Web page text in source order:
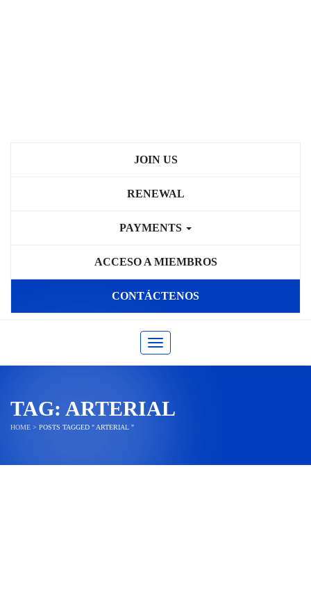
JOIN US
RENEWAL
PAYMENTS
ACCESO A MIEMBROS
CONTÁCTENOS
Toggle navigation
TAG: ARTERIAL
HOME > POSTS TAGGED " ARTERIAL "